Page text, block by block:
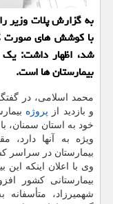
به گزارش پلات وزیر
بیمارستان ها است.
محمد اسلامی، در
و بازدید از پروژه
خود به استان سمنان،
بیمارستان در سراسر
بیمارستانی کشور